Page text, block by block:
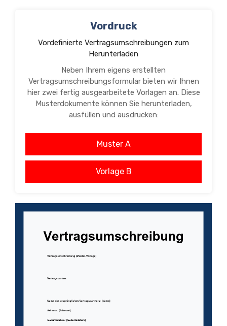
Vordruck
Vordefinierte Vertragsumschreibungen zum
Herunterladen
Neben Ihrem eigens erstellten
Vertragsumschreibungsformular bieten wir Ihnen
hier zwei fertig ausgearbeitete Vorlagen an. Diese
Musterdokumente können Sie herunterladen,
ausfüllen und ausdrucken:
Muster A
Vorlage B